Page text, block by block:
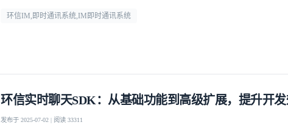
环信IM,即时通讯系统,IM即时通讯系统
环信实时聊天SDK：从基础功能到高级扩展，提升开
发布于 2025-07-02 | 阅读 33311